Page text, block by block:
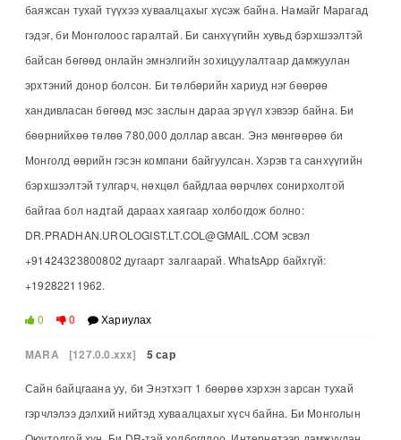
баяжсан тухай түүхээ хуваалцахыг хүсэж байна. Намайг Марагад
гэдэг, би Монголоос гаралтай. Би санхүүгийн хувьд бэрхшээлтэй
байсан бөгөөд онлайн эмнэлгийн зохицуулалтаар дамжуулан
эрхтэний донор болсон. Би төлбөрийн хариуд нэг бөөрөө
хандивласан бөгөөд мэс заслын дараа эрүүл хэвээр байна. Би
бөөрнийхөө төлөө 780,000 доллар авсан. Энэ мөнгөөрөө би
Монголд өөрийн гэсэн компани байгуулсан. Хэрэв та санхүүгийн
бэрхшээлтэй тулгарч, нөхцөл байдлаа өөрчлөх сонирхолтой
байгаа бол надтай дараах хаягаар холбогдож болно:
DR.PRADHAN.UROLOGIST.LT.COL@GMAIL.COM эсвэл
+91424323800802 дугаарт залгаарай. WhatsApp байхгүй:
+19282211962.
0 0 Хариулах
MARA [127.0.0.xxx] 5 сар
Сайн байцгаана уу, би Энэтхэгт 1 бөөрөө хэрхэн зарсан тухай
гэрчлэлээ дэлхий нийтэд хуваалцахыг хүсч байна. Би Монголын